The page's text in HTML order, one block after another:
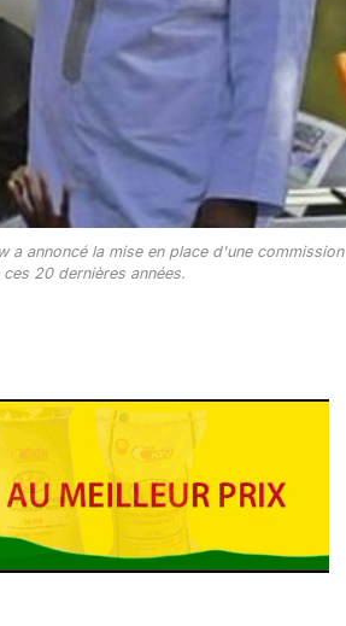
a annoncé la mise en place d'une commission
20 dernières années.